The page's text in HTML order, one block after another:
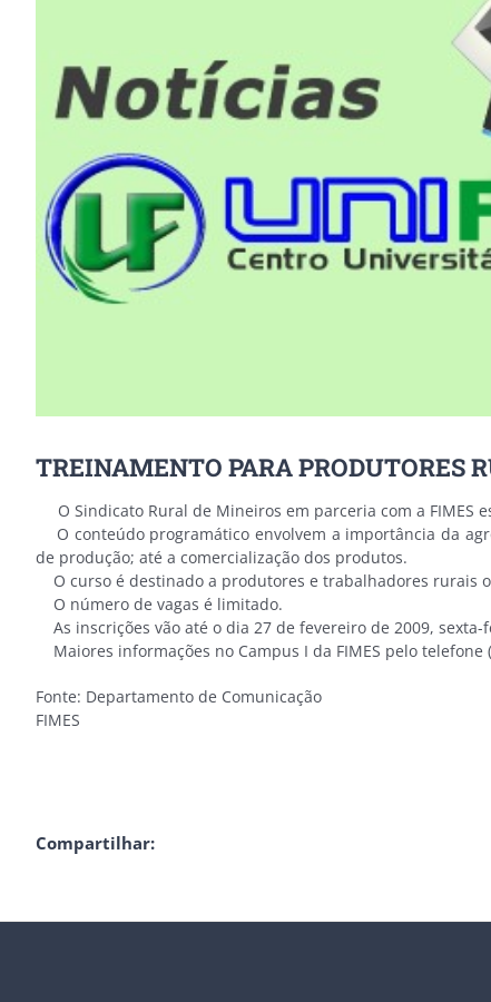
TREINAMENTO PARA PRODUTORES
O Sindicato Rural de Mineiros em parceria com a FIMES
O conteúdo programático envolvem a importância da
de produção; até a comercialização dos produtos.
O curso é destinado a produtores e trabalhadores rurais
O número de vagas é limitado.
As inscrições vão até o dia 27 de fevereiro de 2009, sexta-
Maiores informações no Campus I da FIMES pelo
Fonte: Departamento de Comunicação
FIMES
Compartilhar: